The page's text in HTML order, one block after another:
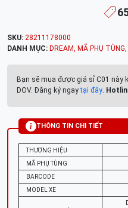
SKU: 28211178000
DANH MỤC: DREAM, MÃ PHỤ TÙNG,
Bạn sẽ mua được giá sỉ C01 này
DOV. Đăng ký ngaytại đây.
THÔNG TIN CHI TIẾT
THƯƠNG HIỆU
MÃ PHỤ TÙNG
BARCODE
MODEL XE